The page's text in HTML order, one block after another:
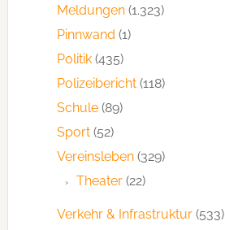
Meldungen(1.323)
Pinnwand (1)
Politik(435)
Polizeibericht(118)
Schule(89)
Sport(52)
Vereinsleben(329)
Theater(22)
Verkehr & Infrastruktur(533)